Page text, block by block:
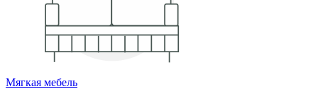
Мягкая мебель